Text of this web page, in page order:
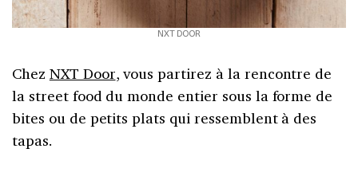
NXT DOOR
Chez NXT Door, vous partirez à la rencontre de
la street food du monde entier sous la forme de
bites ou de petits plats qui ressemblent à des
tapas.